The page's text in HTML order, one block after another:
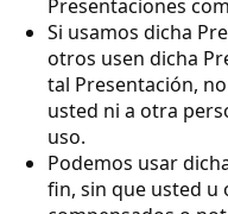
Presentaciones
Si usamos dicha
otros usen dicha
tal Presentación,
usted ni a otra
uso.
Podemos usar
fin, sin que usted u